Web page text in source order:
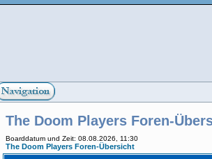
The Doom Players Foren-
Boarddatum und Zeit: 08.08.2026, 11:30
The Doom Players Foren-Übersicht